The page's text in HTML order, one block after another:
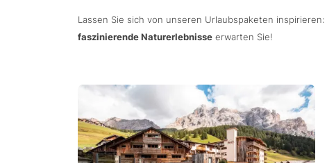
Lassen Sie sich von unseren Urlaubspaketen inspirieren:
faszinierende Naturerlebnisse erwarten Sie!